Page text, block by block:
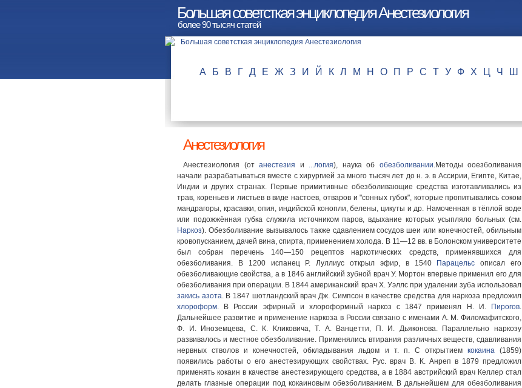
Большая советсткая энциклопедия Анестезиология
более 90 тысяч статей
А Б В Г Д Е Ж З И Й К Л М Н О П Р С Т У Ф Х Ц Ч Ш
Анестезиология
Анестезиология (от анестезия и ...логия), наука об обезболивании.Методы ооезболивания
начали разрабатываться вместе с хирургией за много тысяч лет до н. э. в Ассирии, Египте, Китае,
Индии и других странах. Первые примитивные обезболивающие средства изготавливались из
трав, кореньев и листьев в виде настоев, отваров и "сонных губок", которые пропитывались соком
мандрагоры, красавки, опия, индийской конопли, белены, цикуты и др. Намоченная в тёплой воде
или подожжённая губка служила источником паров, вдыхание которых усыпляло больных (см.
Наркоз). Обезболивание вызывалось также сдавлением сосудов шеи или конечностей, обильным
кровопусканием, дачей вина, спирта, применением холода. В 11—12 вв. в Болонском университете
был собран перечень 140—150 рецептов наркотических средств, применявшихся для
обезболивания. В 1200 испанец Р. Луллиус открыл эфир, в 1540
Парацельс описал его
обезболивающие свойства, а в 1846 английский зубной врач У. Мортон впервые применил его для
обезболивания при операции. В 1844 американский врач Х. Уэллс при удалении зуба использовал
закись азота. В 1847 шотландский врач Дж. Симпсон в качестве средства для наркоза предложил
хлороформ. В России эфирный и хлороформный наркоз с 1847 применял Н. И. Пирогов.
Дальнейшее развитие и применение наркоза в России связано с именами А. М. Филомафитского,
Ф. И. Иноземцева, С. К. Кликовича, Т. А. Ванцетти, П. И. Дьяконова. Параллельно наркозу
развивалось и местное обезболивание. Применялись втирания различных веществ, сдавливания
нервных стволов и конечностей, обкладывания льдом и т. п. С открытием кокаина(1859)
появились работы о его анестезирующих свойствах. Рус. врач В. К. Анреп в 1879 предложил
применять кокаин в качестве анестезирующего средства, а в 1884 австрийский врач Келлер стал
делать глазные операции под кокаиновым обезболиванием. В дальнейшем для обезболивания